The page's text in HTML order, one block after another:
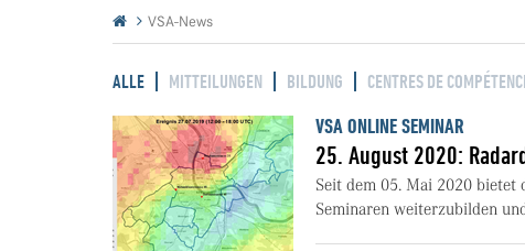
VSA-News
ALLE MITTEILUNGEN BILDUNG CENTRES DE
VSA ONLINE SEMINAR
25. August 2020:
Seit dem 05. Mai 2020 bietet
Seminaren weiterzubilden